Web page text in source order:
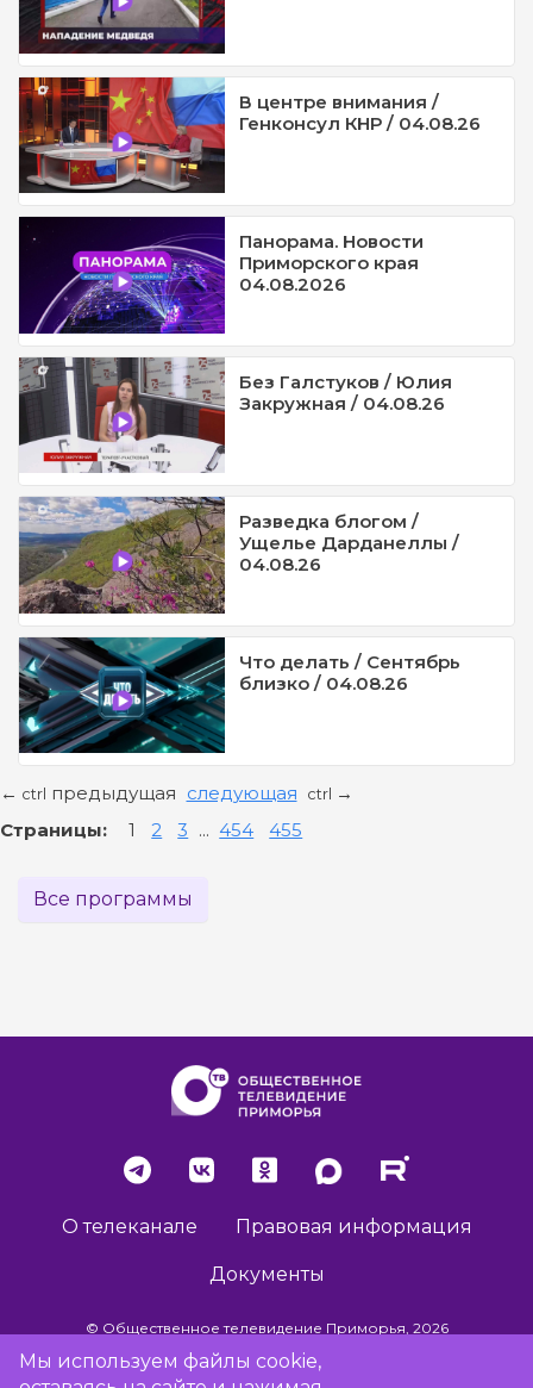
В центре внимания /
Генконсул КНР / 04.08.26
Панорама. Новости
Приморского края
04.08.2026
Без Галстуков / Юлия
Закружная / 04.08.26
Разведка блогом /
Ущелье Дарданеллы /
04.08.26
Что делать / Сентябрь
близко / 04.08.26
← ctrl предыдущая следующая ctrl →
Страницы: 1 2 3 ... 454 455
Все программы
О телеканале Правовая информация
Документы
© Общественное телевидение Приморья, 2026
Мы используем файлы cookie,